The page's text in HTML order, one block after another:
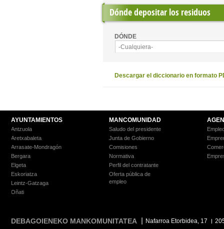
Dónde depositar los residuos
DÓNDE
-Cualquiera-
Descargar el diccionario en formato
AYUNTAMIENTOS
Antzuola
Aretxabaleta
Arrasate-Mondragón
Bergara
Elgeta
Eskoriatza
Leintz-Gatzaga
Oñati
MANCOMUNIDAD
Saludo del presidente
Junta de Gobierno
Comisiones
Normativa
Perfil del contratante
Oferta pública de
empleo
DEBAGOIENEKO MANKOMUNITATEA Nafarroa Etorbidea, 17